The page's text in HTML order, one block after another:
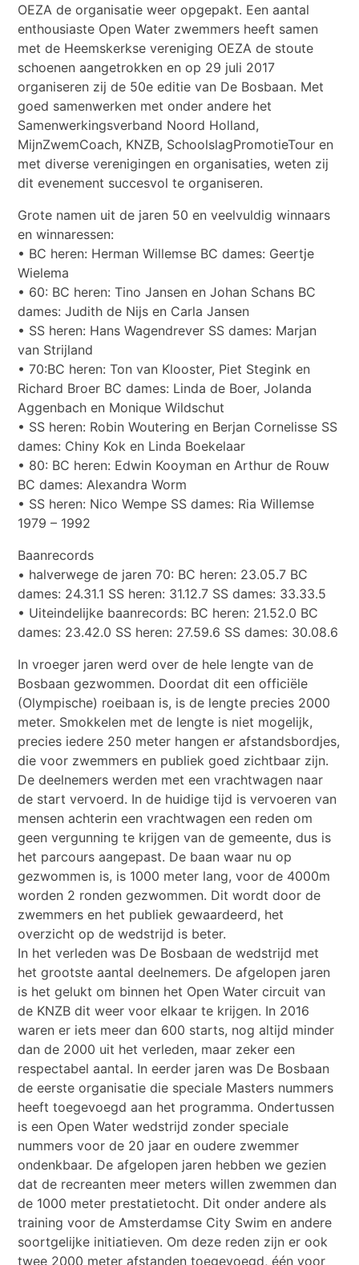
OEZA de organisatie weer opgepakt. Een aantal
enthousiaste Open Water zwemmers heeft samen
met de Heemskerkse vereniging OEZA de stoute
schoenen aangetrokken en op 29 juli 2017
organiseren zij de 50e editie van De Bosbaan. Met
goed samenwerken met onder andere het
Samenwerkingsverband Noord Holland,
MijnZwemCoach, KNZB, SchoolslagPromotieTour en
met diverse verenigingen en organisaties, weten zij
dit evenement succesvol te organiseren.
Grote namen uit de jaren 50 en veelvuldig winnaars
en winnaressen:
• BC heren: Herman Willemse BC dames: Geertje
Wielema
• 60: BC heren: Tino Jansen en Johan Schans BC
dames: Judith de Nijs en Carla Jansen
• SS heren: Hans Wagendrever SS dames: Marjan
van Strijland
• 70:BC heren: Ton van Klooster, Piet Stegink en
Richard Broer BC dames: Linda de Boer, Jolanda
Aggenbach en Monique Wildschut
• SS heren: Robin Woutering en Berjan Cornelisse SS
dames: Chiny Kok en Linda Boekelaar
• 80: BC heren: Edwin Kooyman en Arthur de Rouw
BC dames: Alexandra Worm
• SS heren: Nico Wempe SS dames: Ria Willemse
1979 – 1992
Baanrecords
• halverwege de jaren 70: BC heren: 23.05.7 BC
dames: 24.31.1 SS heren: 31.12.7 SS dames: 33.33.5
• Uiteindelijke baanrecords: BC heren: 21.52.0 BC
dames: 23.42.0 SS heren: 27.59.6 SS dames: 30.08.6
In vroeger jaren werd over de hele lengte van de
Bosbaan gezwommen. Doordat dit een officiële
(Olympische) roeibaan is, is de lengte precies 2000
meter. Smokkelen met de lengte is niet mogelijk,
precies iedere 250 meter hangen er afstandsbordjes,
die voor zwemmers en publiek goed zichtbaar zijn.
De deelnemers werden met een vrachtwagen naar
de start vervoerd. In de huidige tijd is vervoeren van
mensen achterin een vrachtwagen een reden om
geen vergunning te krijgen van de gemeente, dus is
het parcours aangepast. De baan waar nu op
gezwommen is, is 1000 meter lang, voor de 4000m
worden 2 ronden gezwommen. Dit wordt door de
zwemmers en het publiek gewaardeerd, het
overzicht op de wedstrijd is beter.
In het verleden was De Bosbaan de wedstrijd met
het grootste aantal deelnemers. De afgelopen jaren
is het gelukt om binnen het Open Water circuit van
de KNZB dit weer voor elkaar te krijgen. In 2016
waren er iets meer dan 600 starts, nog altijd minder
dan de 2000 uit het verleden, maar zeker een
respectabel aantal. In eerder jaren was De Bosbaan
de eerste organisatie die speciale Masters nummers
heeft toegevoegd aan het programma. Ondertussen
is een Open Water wedstrijd zonder speciale
nummers voor de 20 jaar en oudere zwemmer
ondenkbaar. De afgelopen jaren hebben we gezien
dat de recreanten meer meters willen zwemmen dan
de 1000 meter prestatietocht. Dit onder andere als
training voor de Amsterdamse City Swim en andere
soortgelijke initiatieven. Om deze reden zijn er ook
twee 2000 meter afstanden toegevoegd, één voor